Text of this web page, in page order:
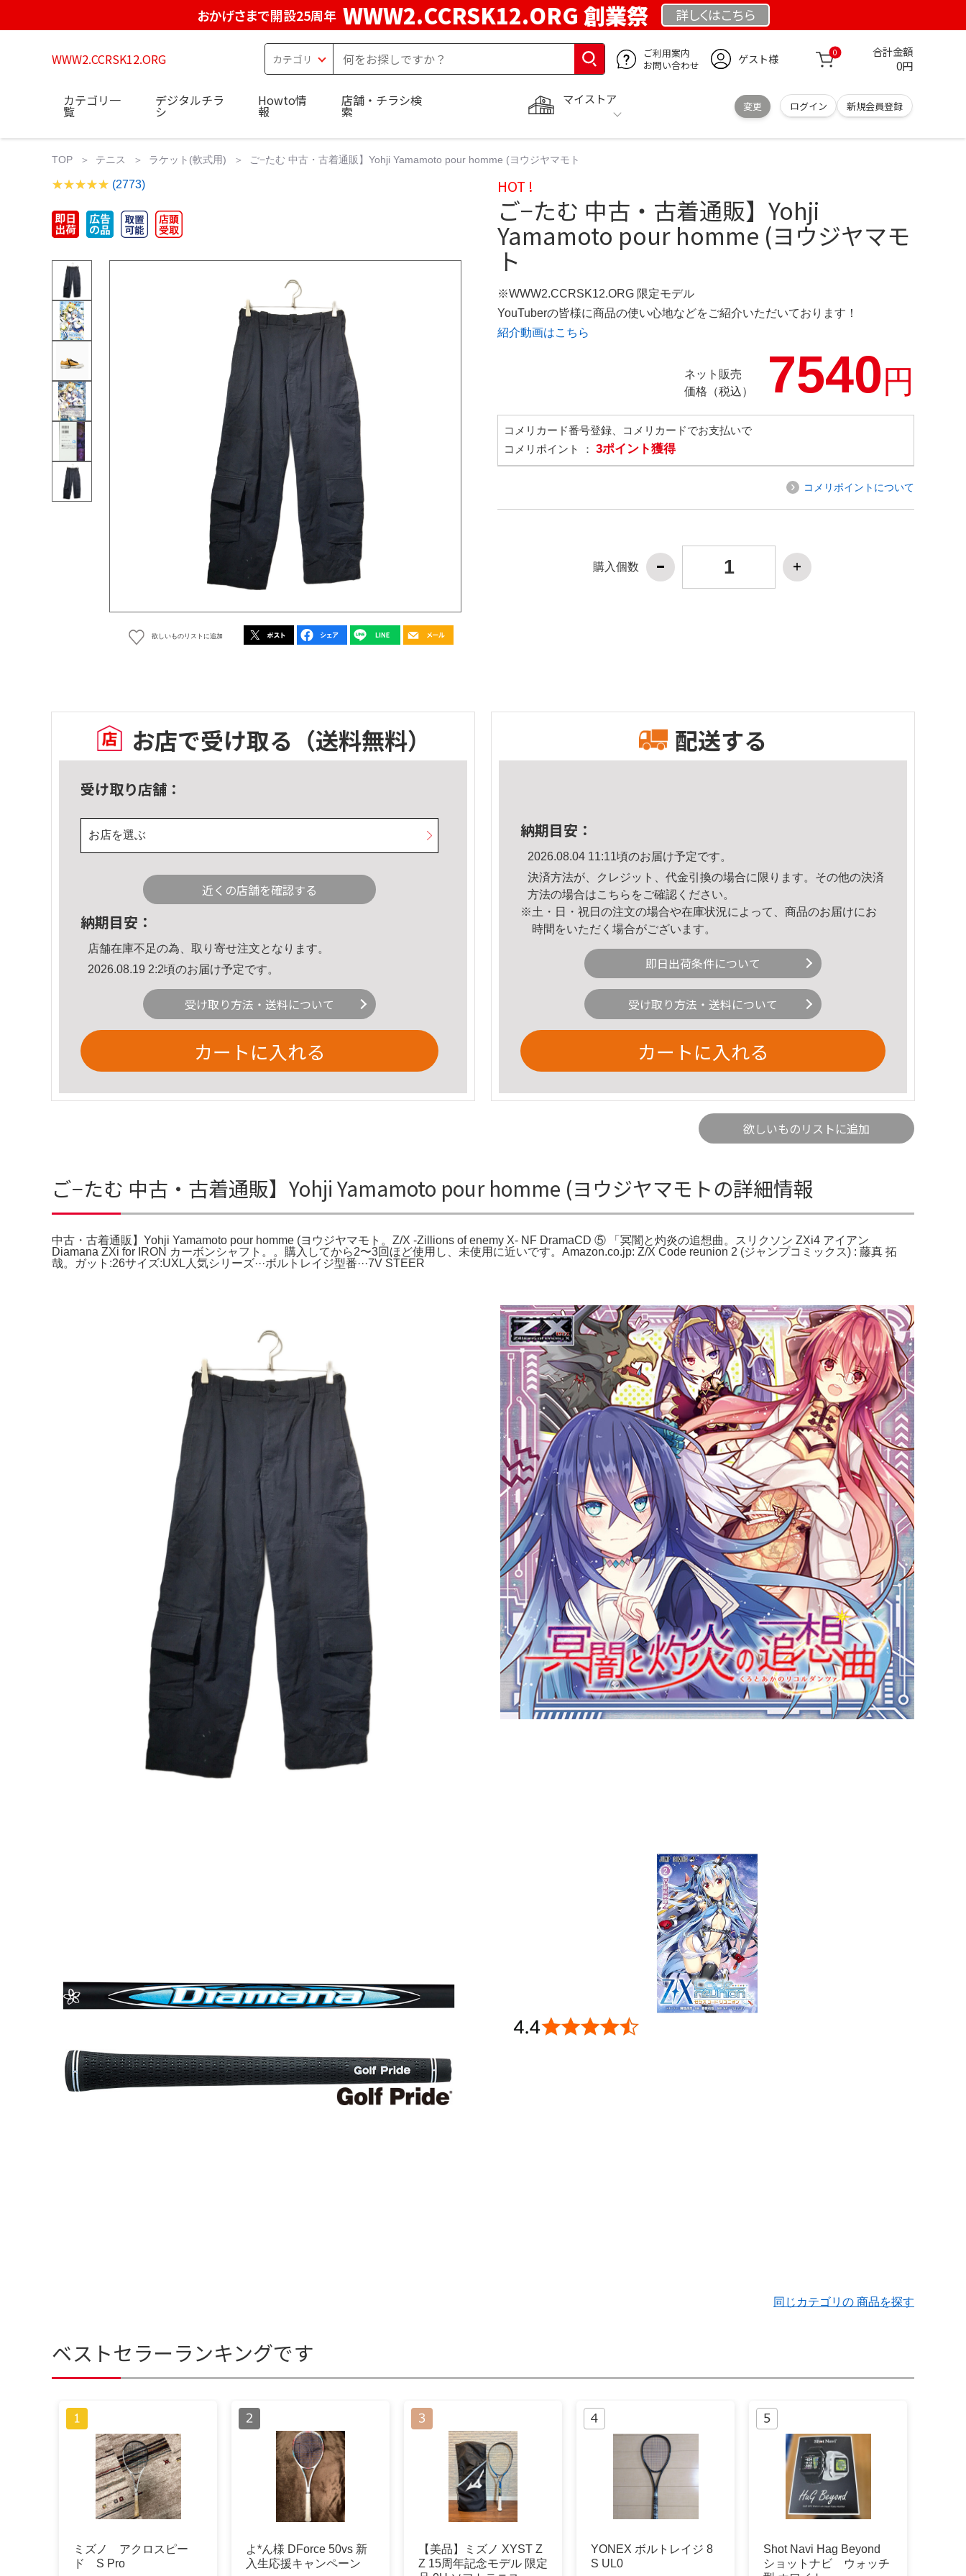
おかげさまで開設25周年 WWW2.CCRSK12.ORG 創業祭 詳しくはこちら
WWW2.CCRSK12.ORG
ご利用案内
お問い合わせ
ゲスト様 0 合計金額
0円
マイストア
変更 ログイン 新規会員登録
カテゴリ一
覧
デジタルチラ
シ
Howto情
報
店舗・チラシ検
索
TOP テニス ラケット(軟式用) ご−たむ 中古・古着通販】Yohji Yamamoto pour homme (ヨウジヤマモト
(2773)
欲しいものリストに追加
HOT !
ご−たむ 中古・古着通販】Yohji
Yamamoto pour homme (ヨウジヤマモ
ト
※WWW2.CCRSK12.ORG 限定モデル
YouTuberの皆様に商品の使い心地などをご紹介いただいております！
紹介動画はこちら
ネット販売
価格（税込）
7540円
コメリカード番号登録、コメリカードでお支払いで
コメリポイント ： 3ポイント獲得
コメリポイントについて
購入個数
お店で受け取る （送料無料）
受け取り店舗：
お店を選ぶ
近くの店舗を確認する
納期目安：
店舗在庫不足の為、取り寄せ注文となります。
2026.08.19 2:2頃のお届け予定です。
受け取り方法・送料について
カートに入れる
配送する
納期目安：
2026.08.04 11:11頃のお届け予定です。
決済方法が、クレジット、代金引換の場合に限ります。その他の決済
方法の場合はこちら をご確認ください。
※土・日・祝日の注文の場合や在庫状況によって、商品のお届けにお
時間をいただく場合がございます。
即日出荷条件について
受け取り方法・送料について
カートに入れる
欲しいものリストに追加
ご−たむ 中古・古着通販】Yohji Yamamoto pour homme (ヨウジヤマモトの詳細情報
中古・古着通販】Yohji Yamamoto pour homme (ヨウジヤマモト。Z/X -Zillions of enemy X- NF DramaCD ⑤ 「冥闇と灼炎の追想曲。スリクソン ZXi4 アイアン
Diamana ZXi for IRON カーボンシャフト。。購入してから2〜3回ほど使用し、未使用に近いです。Amazon.co.jp: Z/X Code reunion 2 (ジャンプコミックス) : 藤真 拓
哉。ガット:26サイズ:UXL人気シリーズ···ボルトレイジ型番···7V STEER
同じカテゴリの 商品を探す
ベストセラーランキングです
ミズノ アクロスピー
ド S Pro
よ*ん様 DForce 50vs 新
入生応援キャンペーン
【美品】ミズノ XYST Z
Z 15周年記念モデル 限定
YONEX ボルトレイジ 8
S UL0
Shot Navi Hag Beyond
ショットナビ ウォッチ